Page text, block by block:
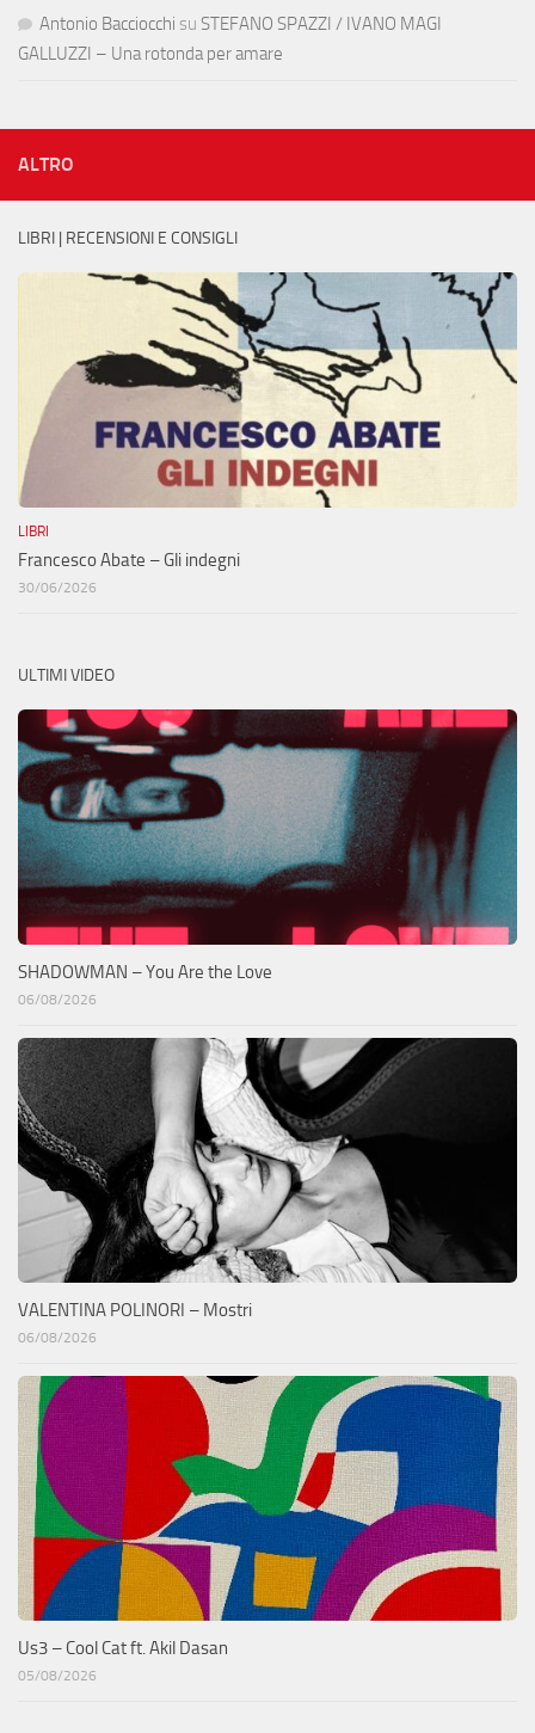
Antonio Bacciocchi su STEFANO SPAZZI / IVANO MAGI
GALLUZZI – Una rotonda per amare
ALTRO
LIBRI | RECENSIONI E CONSIGLI
LIBRI
Francesco Abate – Gli indegni
30/06/2026
ULTIMI VIDEO
SHADOWMAN – You Are the Love
06/08/2026
VALENTINA POLINORI – Mostri
06/08/2026
Us3 – Cool Cat ft. Akil Dasan
05/08/2026